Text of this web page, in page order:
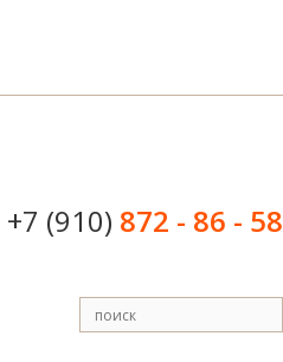
+7 (910) 872 - 86 - 58